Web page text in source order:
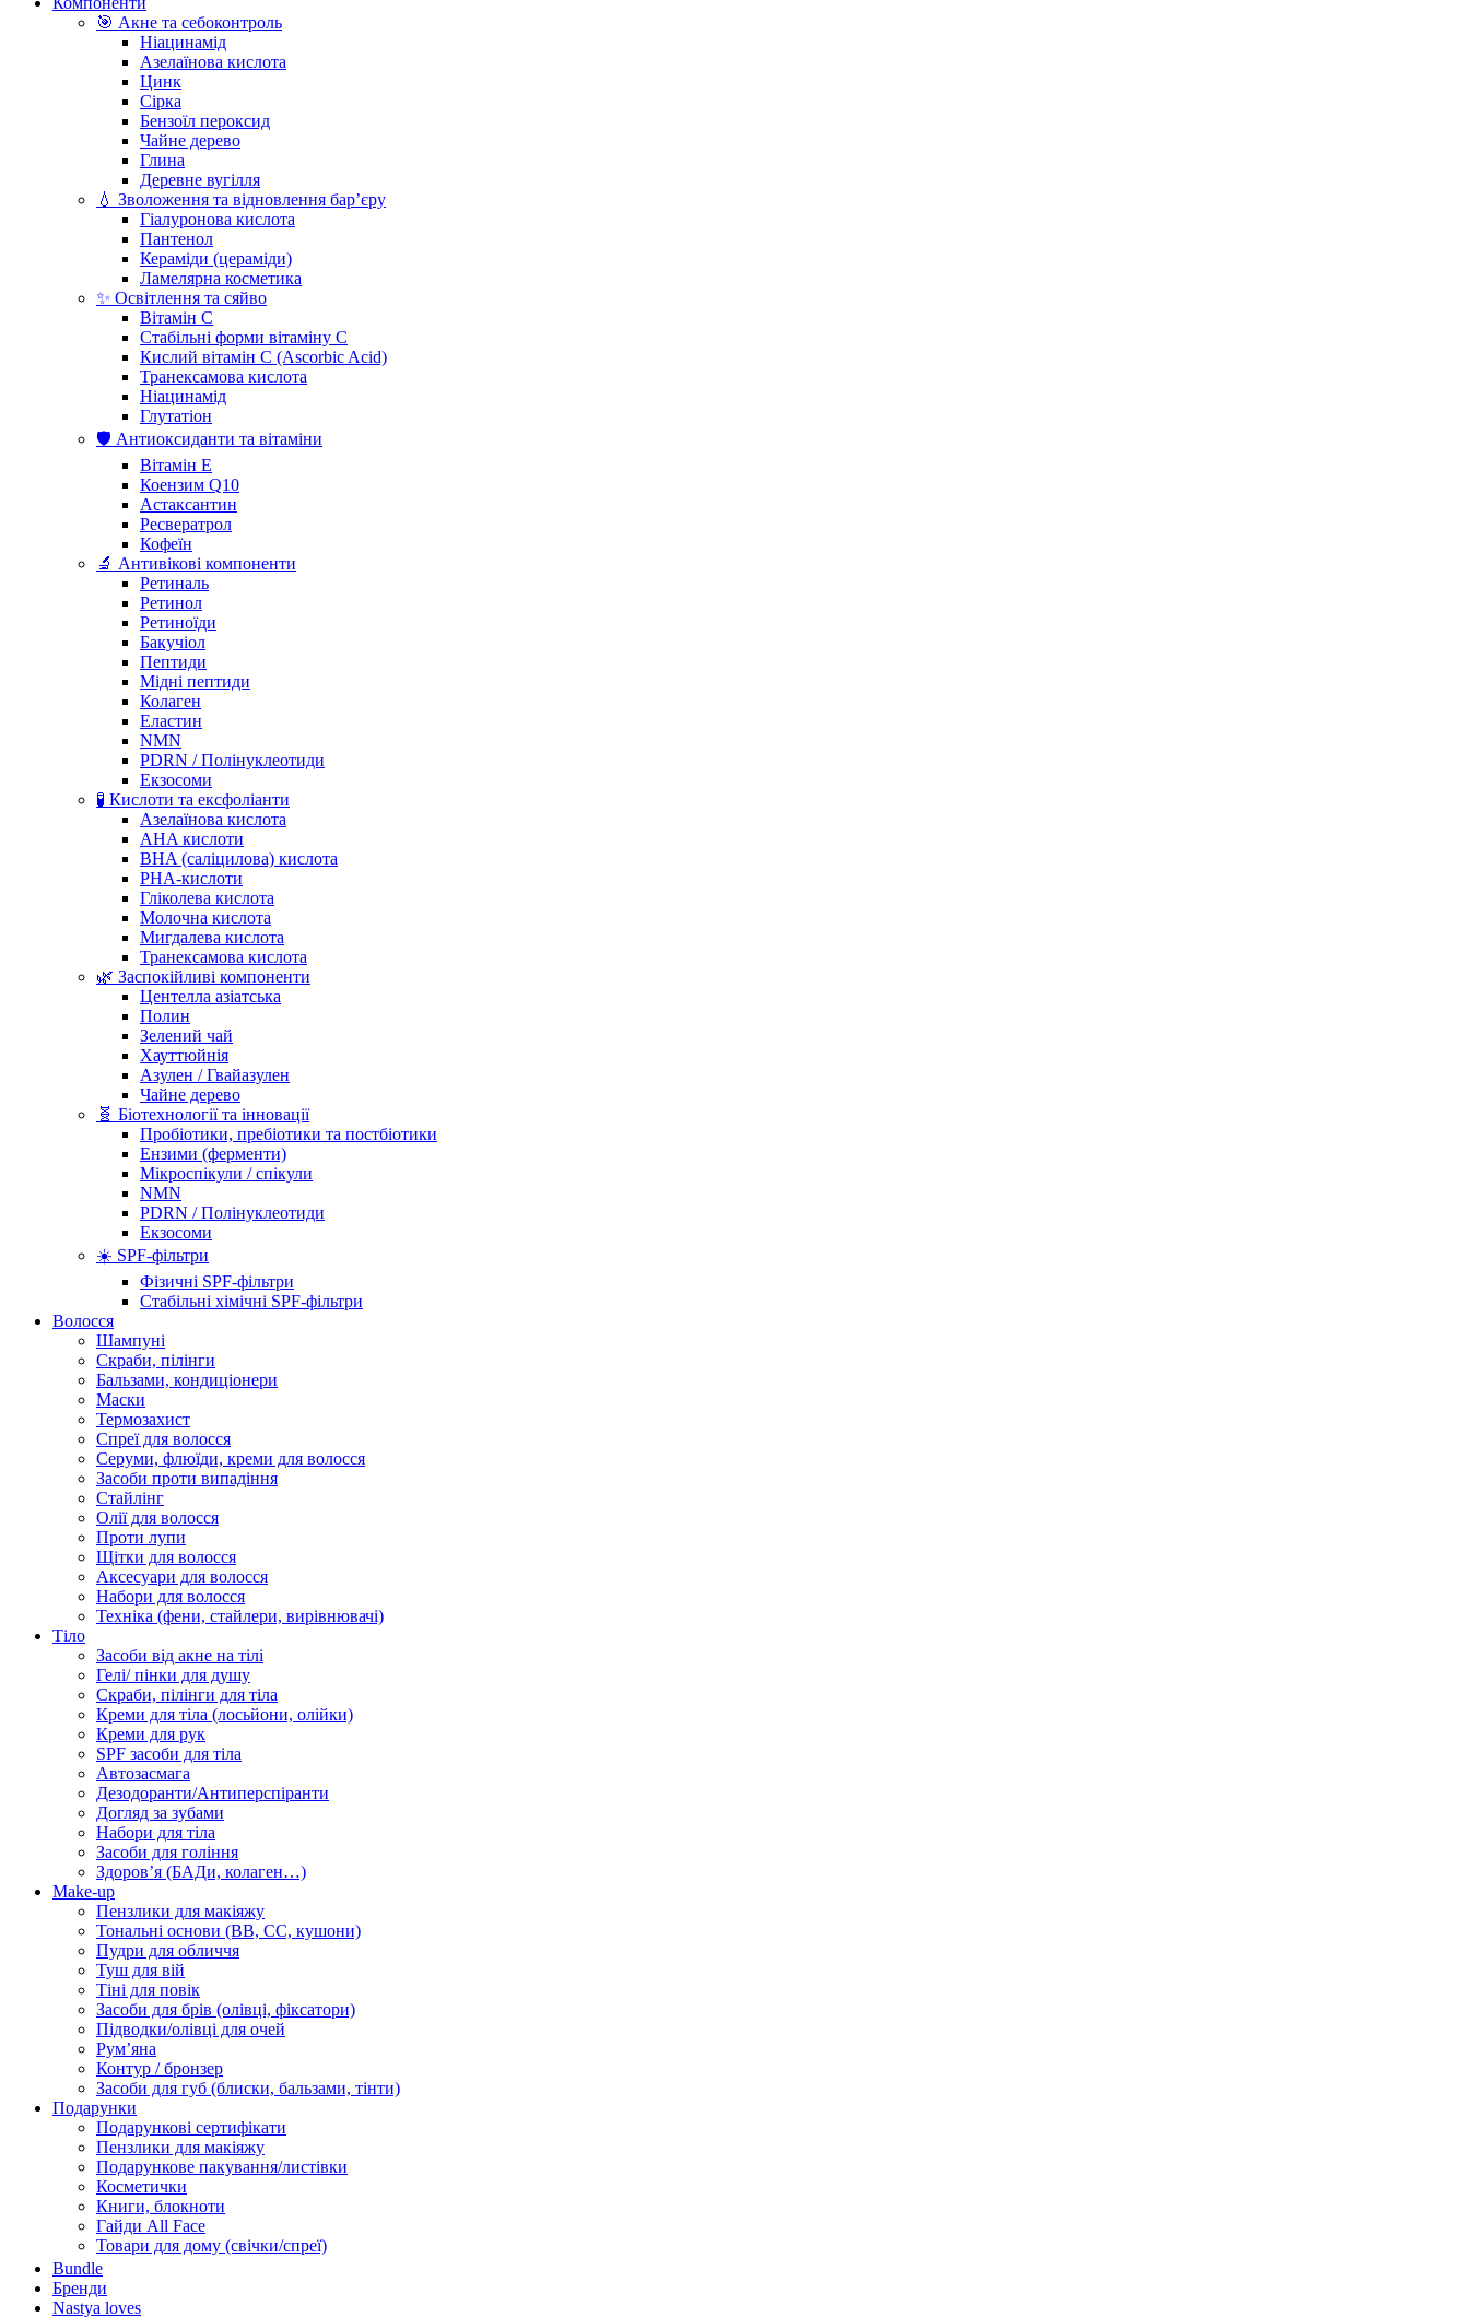
🎯 Акне та себоконтроль
Ніацинамід
Азелаїнова кислота
Цинк
Сірка
Бензоїл пероксид
Чайне дерево
Глина
Деревне вугілля
💧 Зволоження та відновлення бар’єру
Гіалуронова кислота
Пантенол
Кераміди (цераміди)
Ламелярна косметика
✨ Освітлення та сяйво
Вітамін С
Стабільні форми вітаміну С
Кислий вітамін С (Ascorbic Acid)
Транексамова кислота
Ніацинамід
Глутатіон
🛡️ Антиоксиданти та вітаміни
Вітамін Е
Коензим Q10
Астаксантин
Ресвератрол
Кофеїн
🔬 Антивікові компоненти
Ретиналь
Ретинол
Ретиноїди
Бакучіол
Пептиди
Мідні пептиди
Колаген
Еластин
NMN
PDRN / Полінуклеотиди
Екзосоми
🧪 Кислоти та ексфоліанти
Азелаїнова кислота
AHA кислоти
BHA (саліцилова) кислота
PHA-кислоти
Гліколева кислота
Молочна кислота
Мигдалева кислота
Транексамова кислота
🌿 Заспокійливі компоненти
Центелла азіатська
Полин
Зелений чай
Хауттюйнія
Азулен / Гвайазулен
Чайне дерево
🧬 Біотехнології та інновації
Пробіотики, пребіотики та постбіотики
Ензими (ферменти)
Мікроспікули / спікули
NMN
PDRN / Полінуклеотиди
Екзосоми
☀️ SPF-фільтри
Фізичні SPF-фільтри
Стабільні хімічні SPF-фільтри
Волосся
Шампуні
Скраби, пілінги
Бальзами, кондиціонери
Маски
Термозахист
Спреї для волосся
Серуми, флюїди, креми для волосся
Засоби проти випадіння
Стайлінг
Олії для волосся
Проти лупи
Щітки для волосся
Аксесуари для волосся
Набори для волосся
Техніка (фени, стайлери, вирівнювачі)
Тіло
Засоби від акне на тілі
Гелі/ пінки для душу
Скраби, пілінги для тіла
Креми для тіла (лосьйони, олійки)
Креми для рук
SPF засоби для тіла
Автозасмага
Дезодоранти/Антиперспіранти
Догляд за зубами
Набори для тіла
Засоби для гоління
Здоровʼя (БАДи, колаген…)
Make-up
Пензлики для макіяжу
Тональні основи (BB, CC, кушони)
Пудри для обличчя
Туш для вій
Тіні для повік
Засоби для брів (олівці, фіксатори)
Підводки/олівці для очей
Румʼяна
Контур / бронзер
Засоби для губ (блиски, бальзами, тінти)
Подарунки
Подарункові сертифікати
Пензлики для макіяжу
Подарункове пакування/листівки
Косметички
Книги, блокноти
Гайди All Face
Товари для дому (свічки/спреї)
Bundle
Бренди
Nastya loves